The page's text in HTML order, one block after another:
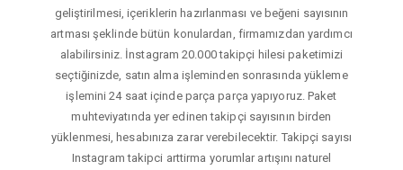
geliştirilmesi, içeriklerin hazırlanması ve beğeni sayısının
artması şeklinde bütün konulardan, firmamızdan yardımcı
alabilirsiniz. İnstagram 20.000 takipçi hilesi paketimizi
seçtiğinizde, satın alma işleminden sonrasında yükleme
işlemini 24 saat içinde parça parça yapıyoruz. Paket
muhteviyatında yer edinen takipçi sayısının birden
yüklenmesi, hesabınıza zarar verebilecektir. Takipçi sayısı
Instagram takipci arttirma yorumlar artışını naturel